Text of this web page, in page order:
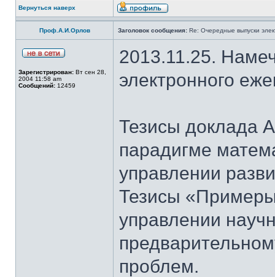
Вернуться наверх
Проф.А.И.Орлов Заголовок сообщения: Re: Очередные выпуски
Зарегистрирован: Вт сен 28,
2004 11:58 am
Сообщений: 12459
2013.11.25.
электронного
Тезисы доклада
парадигме
управлении
Тезисы
управлении
проблем.